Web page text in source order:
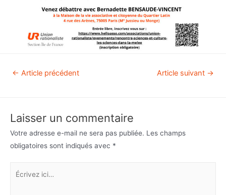
← Article précédent Article suivant →
Laisser un commentaire
Votre adresse e-mail ne sera pas publiée. Les champs
obligatoires sont indiqués avec *